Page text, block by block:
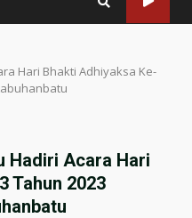
Hari Bhakti Adhiyaksa Ke-
Hadiri Acara Hari
Tahun 2023